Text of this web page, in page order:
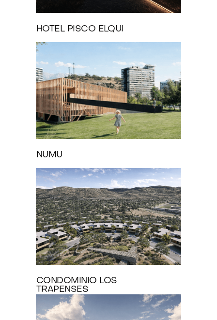
HOTEL PISCO ELQUI
NUMU
CONDOMINIO LOS
TRAPENSES